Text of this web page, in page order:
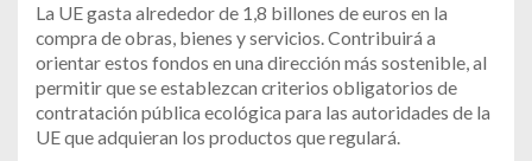
La UE gasta alrededor de 1,8 billones de euros en la
compra de obras, bienes y servicios. Contribuirá a
orientar estos fondos en una dirección más sostenible, al
permitir que se establezcan criterios obligatorios de
contratación pública ecológica para las autoridades de la
UE que adquieran los productos que regulará.